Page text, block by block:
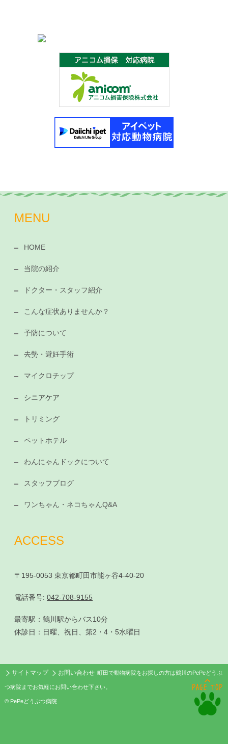
MENU
HOME
当院の紹介
ドクター・スタッフ紹介
こんな症状ありませんか？
予防について
去勢・避妊手術
マイクロチップ
シニアケア
トリミング
ペットホテル
わんにゃんドックについて
スタッフブログ
ワンちゃん・ネコちゃんQ&A
ACCESS
〒195-0053 東京都町田市能ヶ谷4-40-20
電話番号:042-708-9155
最寄駅：鶴川駅からバス10分
休診日：日曜、祝日、第2・4・5水曜日
サイトマップ お問い合わせ 町田で動物病院をお探しの方は鶴川のPePeどうぶ
つ病院までお気軽にお問い合わせ下さい。
© PePeどうぶつ病院